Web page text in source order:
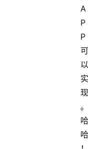
A
P
P
可
以
实
现
。
哈
哈